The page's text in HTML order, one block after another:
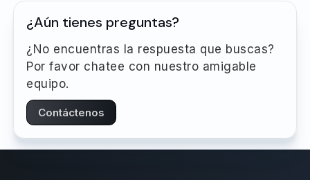
¿Aún tienes preguntas?
¿No encuentras la respuesta que buscas?
Por favor chatee con nuestro amigable
equipo.
Contáctenos